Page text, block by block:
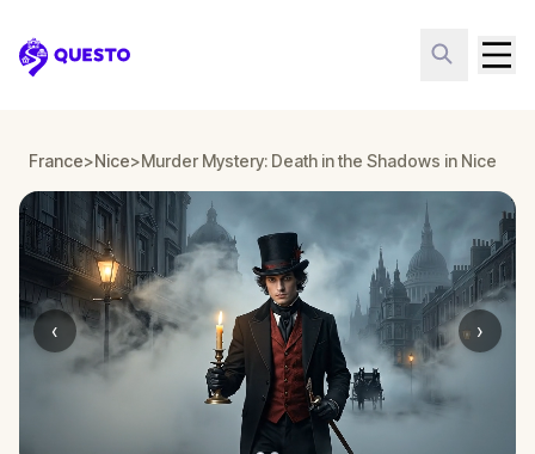
Questo
France>Nice>Murder Mystery: Death in the Shadows in Nice
‹ ›